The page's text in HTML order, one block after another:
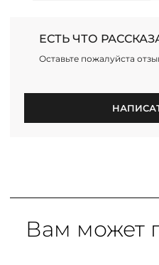
ЕСТЬ ЧТО
Оставьте пожалуйста
Вам может